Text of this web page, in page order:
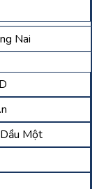
Nai
Một